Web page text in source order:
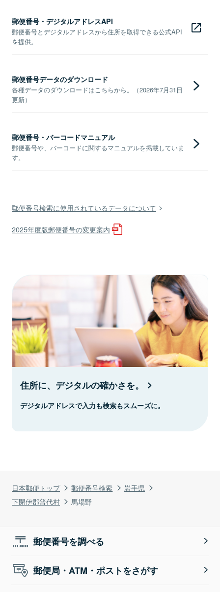
日本郵便トップ 郵便番号検索
岩手県
下閉伊郡普代村
馬場野
郵便番号・デジタルアドレスAPI
郵便番号とデジタルアドレスから住所を取得できる公式API
を提供。
郵便番号データのダウンロード
各種データのダウンロードはこちらから。（2026年7月31日
更新）
郵便番号・バーコードマニュアル
郵便番号や、バーコードに関するマニュアルを掲載していま
す。
郵便番号検索に使用されているデータについて
2025年度版郵便番号の変更案内
住所に、デジタルの確かさを。
デジタルアドレスで入力も検索もスムーズに。
郵便番号を調べる
郵便局・ATM・ポストをさがす